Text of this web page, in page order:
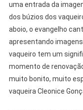
uma entrada da
dos búzios dos
aboio, o evangelho
apresentando
vaqueiro tem um
momento de
muito bonito, muito
vaqueira Cleonice